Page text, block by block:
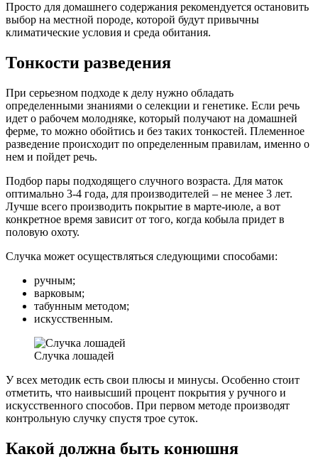
Просто для домашнего содержания рекомендуется остановить
выбор на местной породе, которой будут привычны
климатические условия и среда обитания.
Тонкости разведения
При серьезном подходе к делу нужно обладать
определенными знаниями о селекции и генетике. Если речь
идет о рабочем молодняке, который получают на домашней
ферме, то можно обойтись и без таких тонкостей. Племенное
разведение происходит по определенным правилам, именно о
нем и пойдет речь.
Подбор пары подходящего случного возраста. Для маток
оптимально 3-4 года, для производителей – не менее 3 лет.
Лучше всего производить покрытие в марте-июле, а вот
конкретное время зависит от того, когда кобыла придет в
половую охоту.
Случка может осуществляться следующими способами:
ручным;
варковым;
табунным методом;
искусственным.
Случка лошадей
У всех методик есть свои плюсы и минусы. Особенно стоит
отметить, что наивысший процент покрытия у ручного и
искусственного способов. При первом методе производят
контрольную случку спустя трое суток.
Какой должна быть конюшня